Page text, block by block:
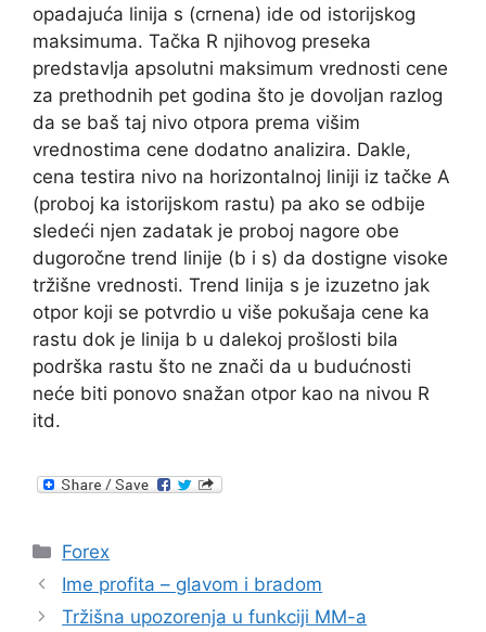
opadajuća linija s (crnena) ide od istorijskog
maksimuma. Tačka R njihovog preseka
predstavlja apsolutni maksimum vrednosti cene
za prethodnih pet godina što je dovoljan razlog
da se baš taj nivo otpora prema višim
vrednostima cene dodatno analizira. Dakle,
cena testira nivo na horizontalnoj liniji iz tačke A
(proboj ka istorijskom rastu) pa ako se odbije
sledeći njen zadatak je proboj nagore obe
dugoročne trend linije (b i s) da dostigne visoke
tržišne vrednosti. Trend linija s je izuzetno jak
otpor koji se potvrdio u više pokušaja cene ka
rastu dok je linija b u dalekoj prošlosti bila
podrška rastu što ne znači da u budućnosti
neće biti ponovo snažan otpor kao na nivou R
itd.
Categories
Forex
Ime profita – glavom i bradom
Tržišna upozorenja u funkciji MM-a